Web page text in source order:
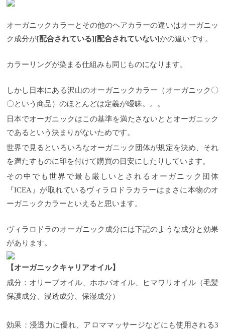
オーガニックカラーとその他のヘアカラーの違いはオーガニッ
ク成分が[配合されている][配合されていない]かの違いです。
カラーリングが染まる仕組みも同じものになります。
しかし日本にある沢山のオーガニックカラー（オーガニック〇
〇という商品）のほとんどは定義が曖昧。。。
日本でオーガニックはこの基準を満たさないととオーガニック
であるという決まりがないためです。
世界で見るといろいろなオーガニック団体が規定を決め、それ
を満たすものに印を付けて購買の目安にしたりしています。
その中でも世界で最も厳しいとされるオーガニック団体
『ICEA』が取れているヴィラロドラカラーはまさに本物のオ
ーガニックカラーといえると思います。
ヴィラロドラのオーガニック成分には下記のような成分と効果
があります。
【オーガニックキャリアオイル】
成分：オリーブオイル、ホホバオイル、ヒマワリオイル（毛髪
保護成分、浸透成分、保湿成分）
効果：浸透力に優れ、アロママッサージなどにも使用される3